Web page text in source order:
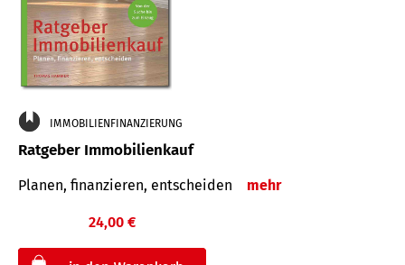
IMMOBILIENFINANZIERUNG
Ratgeber Immobilienkauf
Planen, finanzieren, entscheiden mehr
24,00 €